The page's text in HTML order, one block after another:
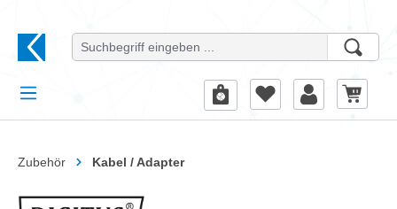
Zubehör Kabel / Adapter